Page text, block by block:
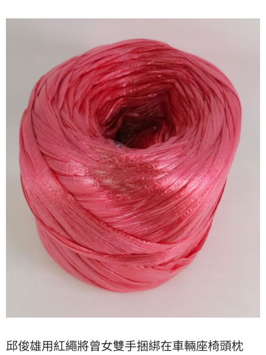
邱俊雄用紅繩將曾女雙手捆綁在車輛座椅頭枕